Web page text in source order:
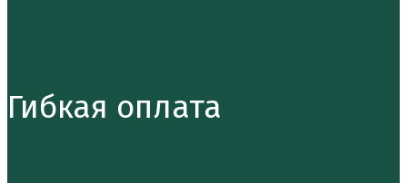
Гибкая оплата